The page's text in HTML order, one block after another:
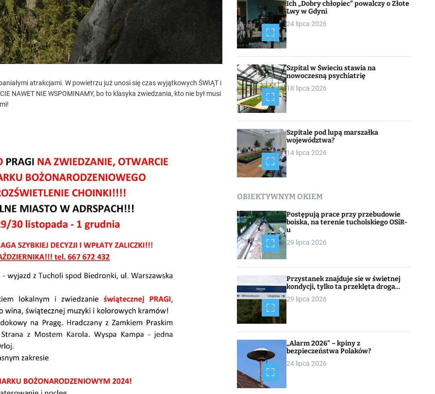
atrakcjami. W powietrzu już unosi się czas wyjątkowych ŚWIĄT i
NAWET NIE WSPOMINAMY, bo to klasyka zwiedzania, kto nie był musi
Ich „Dobry chłopiec” powalczy o Złote
Lwy w Gdyni
24 lipca 2026
Szpital w Świeciu stawia na
nowoczesną psychiatrię
18 lipca 2026
Szpitale pod lupą marszałka
województwa?
14 lipca 2026
OBIEKTYWNYM OKIEM
Postępują prace przy przebudowie
boiska, na terenie tucholskiego OSiR-
u
29 lipca 2026
Przystanek znajduje sie w świetnej
kondycji, tylko ta przeklęta droga…
29 lipca 2026
„Alarm 2026” – kpiny z
bezpieczeństwa Polaków?
24 lipca 2026